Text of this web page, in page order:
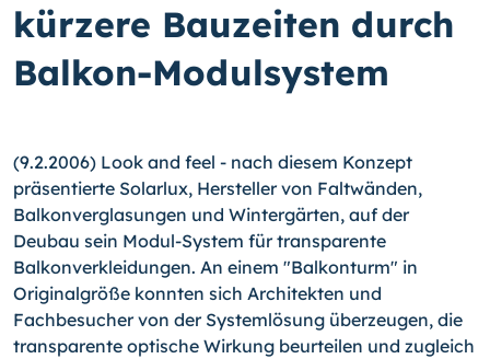
kürzere Bauzeiten durch
Balkon-Modulsystem
(9.2.2006) Look and feel - nach diesem Konzept
präsentierte Solarlux, Hersteller von Faltwänden,
Balkonverglasungen und Wintergärten, auf der
Deubau sein Modul-System für transparente
Balkonverkleidungen. An einem "Balkonturm" in
Originalgröße konnten sich Architekten und
Fachbesucher von der Systemlösung überzeugen, die
transparente optische Wirkung beurteilen und zugleich